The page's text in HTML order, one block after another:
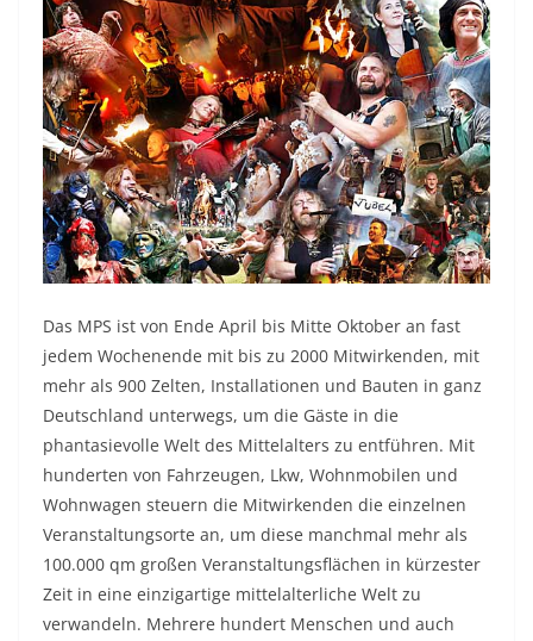
Das MPS ist von Ende April bis Mitte Oktober an fast
jedem Wochenende mit bis zu 2000 Mitwirkenden, mit
mehr als 900 Zelten, Installationen und Bauten in ganz
Deutschland unterwegs, um die Gäste in die
phantasievolle Welt des Mittelalters zu entführen. Mit
hunderten von Fahrzeugen, Lkw, Wohnmobilen und
Wohnwagen steuern die Mitwirkenden die einzelnen
Veranstaltungsorte an, um diese manchmal mehr als
100.000 qm großen Veranstaltungsflächen in kürzester
Zeit in eine einzigartige mittelalterliche Welt zu
verwandeln. Mehrere hundert Menschen und auch